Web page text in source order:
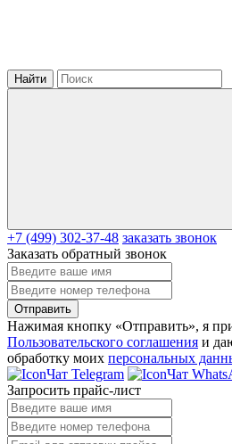
Найти
+7 (499) 302-37-48 заказать звонок
Заказать обратный звонок
Отправить
Нажимая кнопку «Отправить», я
Пользовательского соглашения и
обработку моих персональных
Чат Telegram
Чат
Запросить прайс-лист